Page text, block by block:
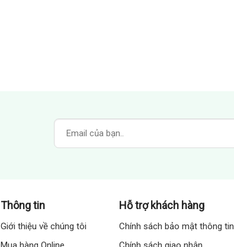
Thông tin
Giới thiệu về chúng tôi
Hỗ trợ khách hàng
Chính sách bảo mật thông tin